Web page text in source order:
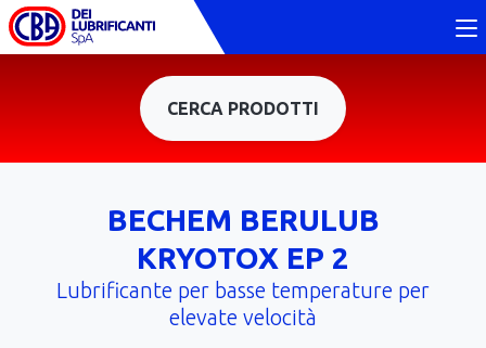
CERCA PRODOTTI
BECHEM BERULUB
KRYOTOX EP 2
Lubrificante per basse temperature per
elevate velocità